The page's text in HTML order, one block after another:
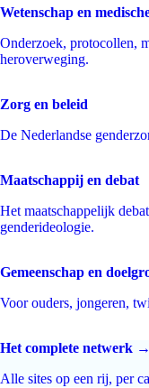
Wetenschap en
Onderzoek, protocollen,
heroverweging.
Zorg en beleid
De Nederlandse
Maatschappij en debat
Het maatschappelijk
genderideologie.
Gemeenschap en
Voor ouders, jongeren,
Het complete netwerk →
Alle sites op een rij, per